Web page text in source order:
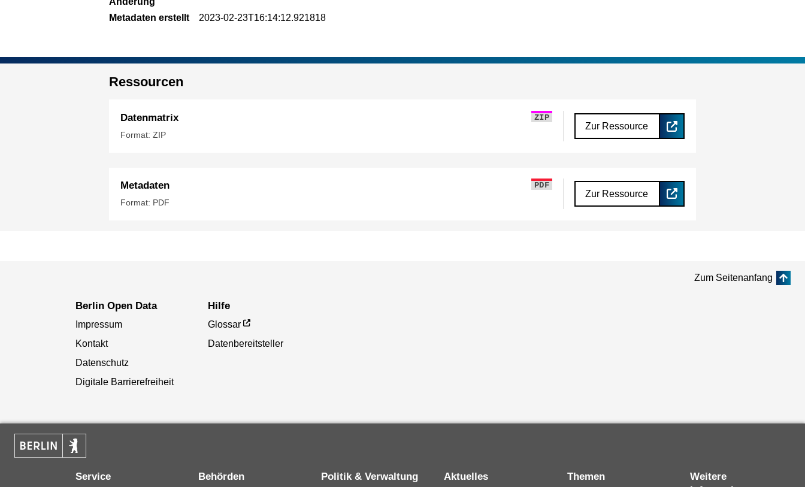
Metadaten erstellt 2023-02-23T16:14:12.921818
Ressourcen
Datenmatrix
ZIP
Format: ZIP
Zur Ressource
Metadaten
PDF
Format: PDF
Zur Ressource
Zum Seitenanfang
Berlin Open Data
Impressum
Kontakt
Datenschutz
Digitale Barrierefreiheit
Hilfe
Glossar
Datenbereitsteller
Service Behörden Politik & Verwaltung Aktuelles Themen
Weitere